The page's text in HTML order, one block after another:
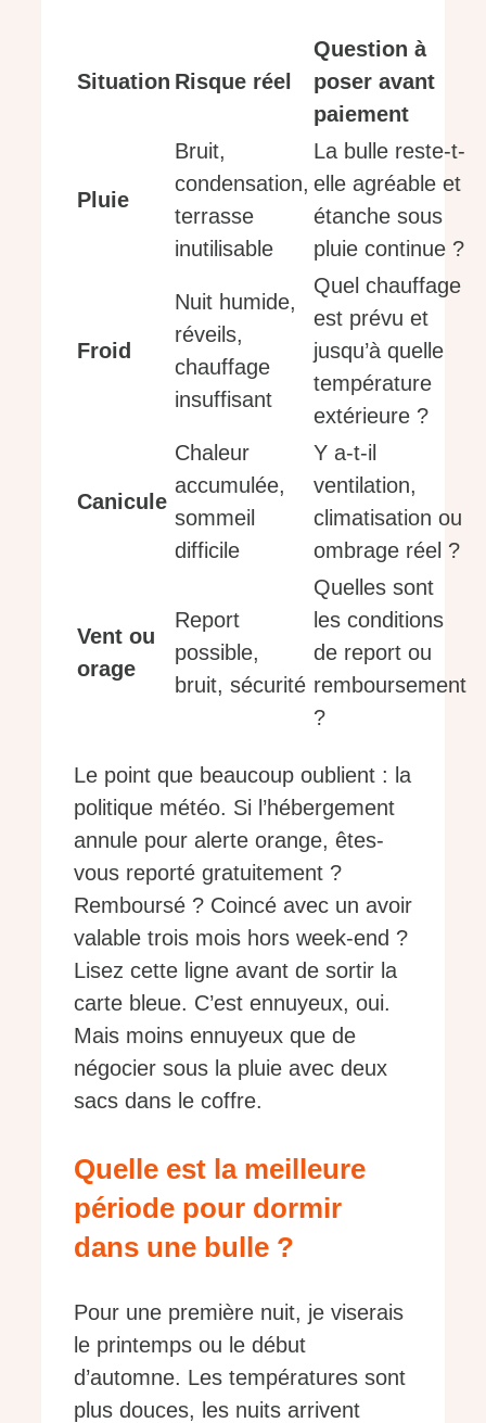
Situation Risque réel
Question à
poser avant
paiement
Pluie
Bruit,
condensation,
terrasse
inutilisable
La bulle reste-t-
elle agréable et
étanche sous
pluie continue ?
Froid
Nuit humide,
réveils,
chauffage
insuffisant
Quel chauffage
est prévu et
jusqu’à quelle
température
extérieure ?
Canicule
Chaleur
accumulée,
sommeil
difficile
Y a-t-il
ventilation,
climatisation ou
ombrage réel ?
Vent ou
orage
Report
possible,
bruit, sécurité
Quelles sont
les conditions
de report ou
remboursement
?
Le point que beaucoup oublient : la
politique météo. Si l’hébergement
annule pour alerte orange, êtes-
vous reporté gratuitement ?
Remboursé ? Coincé avec un avoir
valable trois mois hors week-end ?
Lisez cette ligne avant de sortir la
carte bleue. C’est ennuyeux, oui.
Mais moins ennuyeux que de
négocier sous la pluie avec deux
sacs dans le coffre.
Quelle est la meilleure
période pour dormir
dans une bulle ?
Pour une première nuit, je viserais
le printemps ou le début
d’automne. Les températures sont
plus douces, les nuits arrivent